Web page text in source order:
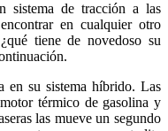
sistema de tracción a las
en cualquier otro
tiene de novedoso su
en su sistema híbrido. Las
térmico de gasolina y
las mueve un segundo